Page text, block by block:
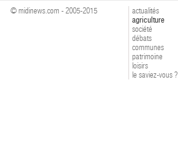
© midinews.com - 2005-2015
actualités
agriculture
société
débats
communes
patrimoine
loisirs
le saviez-vous ?